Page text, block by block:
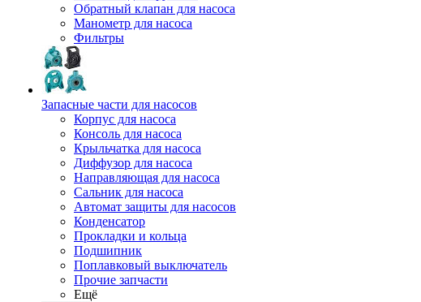
Обратный клапан для насоса
Манометр для насоса
Фильтры
Запасные части для насосов
Корпус для насоса
Консоль для насоса
Крыльчатка для насоса
Диффузор для насоса
Направляющая для насоса
Сальник для насоса
Автомат защиты для насосов
Конденсатор
Прокладки и кольца
Подшипник
Поплавковый выключатель
Прочие запчасти
Ещё